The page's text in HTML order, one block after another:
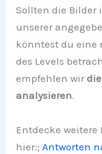
Sollten die
unserer
könntest du eine
des Levels
empfehlen wir
analysieren.
Entdecke
hier:; Antworten